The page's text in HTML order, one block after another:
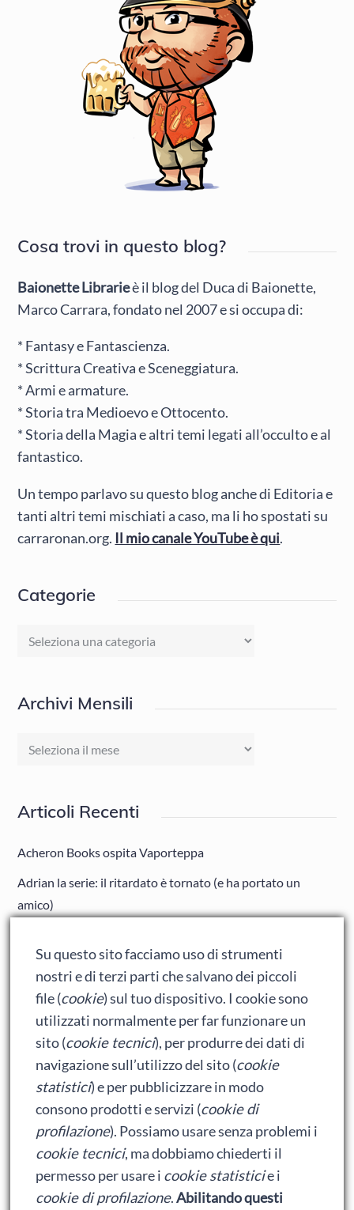
Cosa trovi in questo blog?
Baionette Librarieè il blog del Duca di Baionette,
Marco Carrara, fondato nel 2007 e si occupa di:
* Fantasy e Fantascienza.
* Scrittura Creativa e Sceneggiatura.
* Armi e armature.
* Storia tra Medioevo e Ottocento.
* Storia della Magia e altri temi legati all’occulto e al
fantastico.
Un tempo parlavo su questo blog anche di Editoria e
tanti altri temi mischiati a caso, ma li ho spostati su
carraronan.org. Il mio canale YouTube è qui.
Categorie
Categorie
Archivi Mensili
Archivi
Articoli Recenti
Acheron Books ospita Vaporteppa
Adrian la serie: il ritardato è tornato (e ha portato un
amico)
Ralph spacca Internet: analisi del film
Bumblebee: un buon film dei Transformers
Meta
Accedi
Feed dei contenuti
Feed dei commenti
WordPress.org
Su questo sito facciamo uso di strumenti
nostri e di terzi parti che salvano dei piccoli
file (cookie) sul tuo dispositivo. I cookie sono
utilizzati normalmente per far funzionare un
sito (cookie tecnici), per produrre dei dati di
navigazione sull’utilizzo del sito (cookie
statistici) e per pubblicizzare in modo
consono prodotti e servizi (cookie di
profilazione). Possiamo usare senza problemi i
cookie tecnici, ma dobbiamo chiederti il
permesso per usare i cookie statisticie i
cookie di profilazione.Abilitando questi